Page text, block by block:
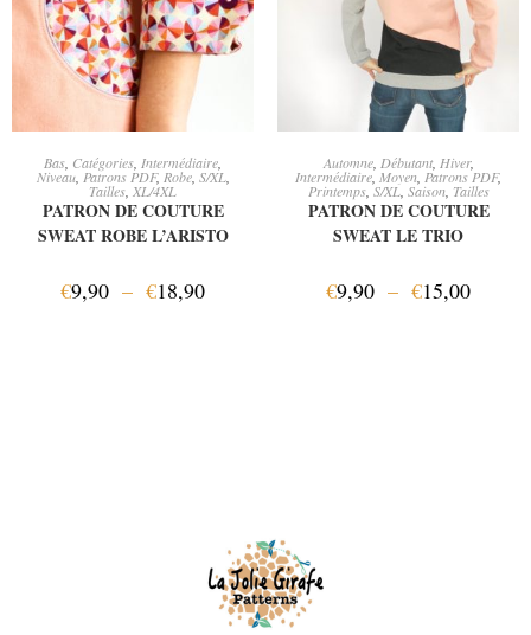
CHOIX DES OPTIONS
Bas Catégories Intermédiaire
Niveau, Patrons PDF, Robe, S/XL,
Tailles XL/4XL
PATRON DE COUTURE
SWEAT ROBE L’ARISTO
€9,90 – €18,90
CHOIX DES OPTIONS
Automne, Débutant, Hiver,
Intermédiaire, Moyen Patrons PDF,
Printemps,S/XL, Saison, Tailles
PATRON DE COUTURE
SWEAT LE TRIO
€9,90 – €15,00